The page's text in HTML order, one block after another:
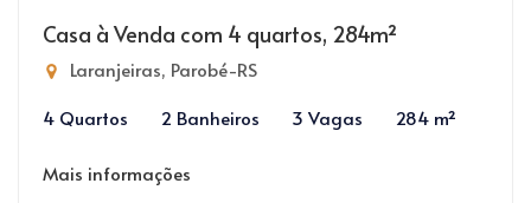
Casa à Venda com 4 quartos, 284m²
Laranjeiras, Parobé-RS
4 Quartos
2 Banheiros 3 Vagas 284 m²
Mais informações